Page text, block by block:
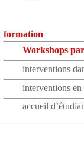
formation
Workshops
interventions
interventions
accueil